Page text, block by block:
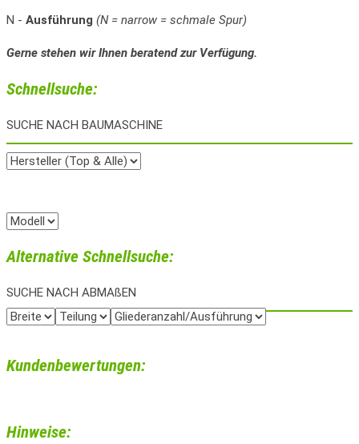
N - Ausführung (N = narrow = schmale Spur)
Gerne stehen wir Ihnen beratend zur Verfügung.
Schnellsuche:
SUCHE NACH BAUMASCHINE
Alternative Schnellsuche:
SUCHE NACH ABMAßEN
Kundenbewertungen:
Hinweise: